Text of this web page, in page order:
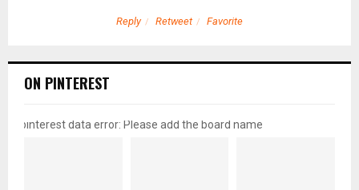
Reply Retweet Favorite
ON PINTEREST
pinterest data error: Please add the board name